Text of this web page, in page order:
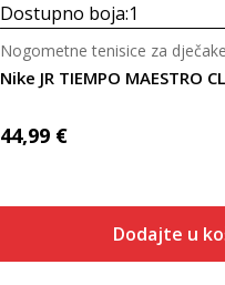
Dostupno boja:1
Nike JR TIEMPO MAESTRO
Nogometne tenisice za dječake
44,99 €
Dodajte u